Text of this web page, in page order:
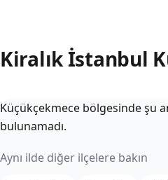
Kiralık İstanbul
Küçükçekmece bölgesinde şu
bulunamadı.
Aynı ilde diğer ilçelere bakın